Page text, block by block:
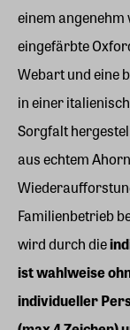
einem
eingefärbte
Webart und eine
in einer
Sorgfalt
aus echtem
Familienbetrieb
wird durch die
ist wahlweise
individueller